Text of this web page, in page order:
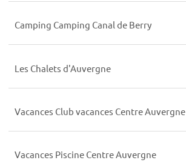
Camping Camping Canal de Berry
Les Chalets d'Auvergne
Vacances Club vacances Centre Auvergne
Vacances Piscine Centre Auvergne